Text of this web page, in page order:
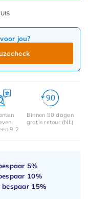
jou?
9.2
Binnen 90 dagen
gratis retour (NL)
5%
10%
15%